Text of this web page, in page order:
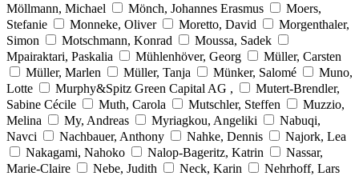
Möllmann, Michael
Mönch, Johannes Erasmus
Moers,
Stefanie
Monneke, Oliver Moretto, David
Morgenthaler,
Simon
Motschmann, Konrad
Moussa, Sadek
Mpairaktari, Paskalia
Mühlenhöver, Georg
Müller, Carsten
Müller, Marlen
Müller, Tanja Münker, Salomé
Muno,
Lotte
Murphy&Spitz Green Capital AG ,
Mutert-Brendler,
Sabine Cécile
Muth, Carola Mutschler, Steffen
Muzzio,
Melina
My, Andreas Myriagkou, Angeliki
Nabuqi,
Navci
Nachbauer, Anthony Nahke, Dennis
Najork, Lea
Nakagami, Nahoko
Nalop-Bageritz, Katrin
Nassar,
Marie-Claire
Nebe, Judith Neck, Karin
Nehrhoff, Lars